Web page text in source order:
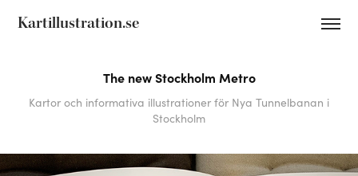
Kartillustration.se
The new Stockholm Metro
Kartor och informativa illustrationer för Nya Tunnelbanan i